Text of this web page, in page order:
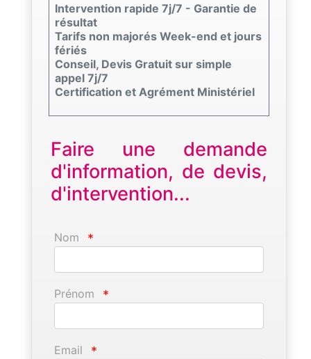
Intervention rapide 7j/7 - Garantie de
résultat
Tarifs non majorés Week-end et jours
fériés
Conseil, Devis Gratuit sur simple
appel 7j/7
Certification et Agrément Ministériel
Faire une demande
d'information, de devis,
d'intervention...
Nom *
Prénom *
Email *